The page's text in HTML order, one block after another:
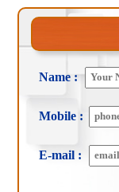
Name :
Mobile :
E-mail :